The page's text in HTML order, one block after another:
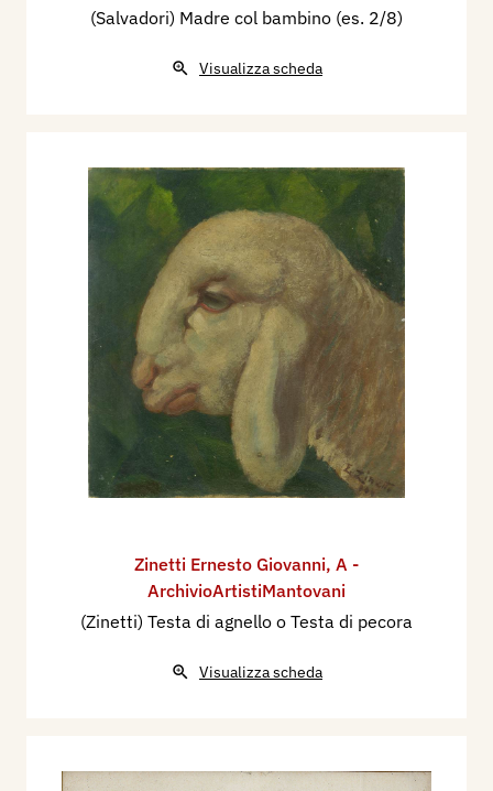
(Salvadori) Madre col bambino (es. 2/8)
Visualizza scheda
Zinetti Ernesto Giovanni, A -
ArchivioArtistiMantovani
(Zinetti) Testa di agnello o Testa di pecora
Visualizza scheda